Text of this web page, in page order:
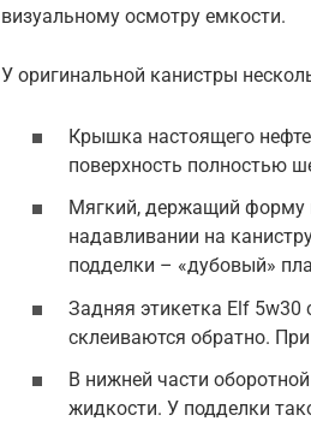
визуальному осмотру емкости.
У оригинальной канистры
Крышка настоящего
поверхность полностью
Мягкий, держащий форму
надавливании на
подделки – «дубовый»
Задняя этикетка Elf 5w30
склеиваются обратно.
В нижней части
жидкости. У подделки